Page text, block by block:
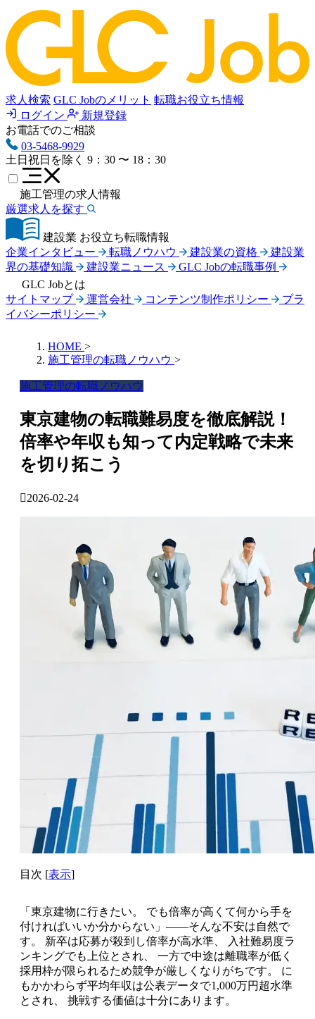
求人検索 GLC Jobのメリット 転職お役立ち情報
ログイン
新規登録
お電話でのご相談
03-5468-9929
土日祝日を除く 9：30 〜 18：30
施工管理の求人情報
厳選求人を探す
建設業 お役立ち転職情報
企業インタビュー
転職ノウハウ 建設業の資格
建設業
界の基礎知識
建設業ニュース
GLC Jobの転職事例
GLC Jobとは
サイトマップ
運営会社 コンテンツ制作ポリシー
プラ
イバシーポリシー
HOME >
施工管理の転職ノウハウ >
施工管理の転職ノウハウ
東京建物の転職難易度を徹底解説！
倍率や年収も知って内定戦略で未来
を切り拓こう
2026-02-24
目次 [表示]
「東京建物に行きたい。 でも倍率が高くて何から手を
付ければいいか分からない」――そんな不安は自然で
す。 新卒は応募が殺到し倍率が高水準、 入社難易度ラ
ンキングでも上位とされ、 一方で中途は離職率が低く
採用枠が限られるため競争が厳しくなりがちです。 に
もかかわらず平均年収は公表データで1,000万円超水準
とされ、 挑戦する価値は十分にあります。